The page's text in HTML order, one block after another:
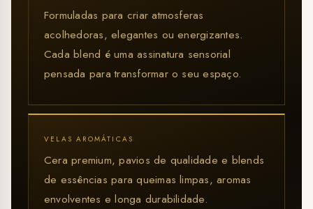
Formuladas para criar atmosferas
acolhedoras, elegantes ou energizantes.
Cada blend é uma assinatura sensorial
pensada para transformar o seu espaço.
VELAS AROMÁTICAS
Cera premium, pavios de qualidade e blends
de essências para queimas limpas, aromas
envolventes e longa durabilidade.